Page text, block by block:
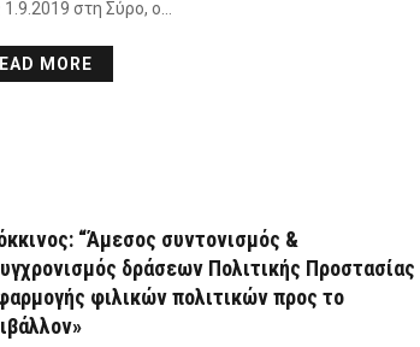
1.9.2019 στη Σύρο, ο…
MORE
“Άμεσος συντονισμός &
δράσεων Πολιτικής Προστασίας
φιλικών πολιτικών προς το